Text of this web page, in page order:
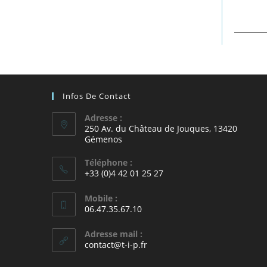
Infos De Contact
Adresse :
250 Av. du Château de Jouques, 13420
Gémenos
Téléphone :
+33 (0)4 42 01 25 27
Mobile :
06.47.35.67.10
Adresse mail :
contact@t-i-p.fr